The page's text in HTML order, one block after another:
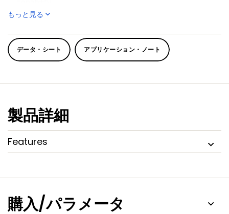
もっと見る
データ・シート アプリケーション・ノート
製品詳細
Features
購入/パラメータ